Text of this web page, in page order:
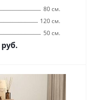
80 см.
120 см.
50 см.
руб.